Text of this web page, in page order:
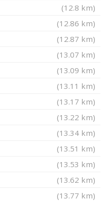
(12.8 km)
(12.86 km)
(12.87 km)
(13.07 km)
(13.09 km)
(13.11 km)
(13.17 km)
(13.22 km)
(13.34 km)
(13.51 km)
(13.53 km)
(13.62 km)
(13.77 km)